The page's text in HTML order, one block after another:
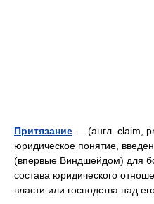
Притязание — (англ. claim,
юридическое понятие,
(впервые Виндшейдом) для
состава юридического
власти или господства над